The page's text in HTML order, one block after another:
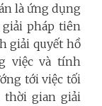
là ứng dụng
pháp tiên
giải quyết hồ
việc và tính
tới việc tối
thời gian giải